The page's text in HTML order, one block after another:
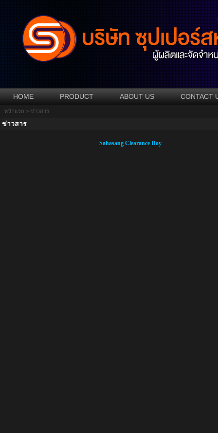
HOME PRODUCT ABOUT US CONTACT
หน้าแรก > ข่าวสาร
ข่าวสาร
Sahasang Clearance Day